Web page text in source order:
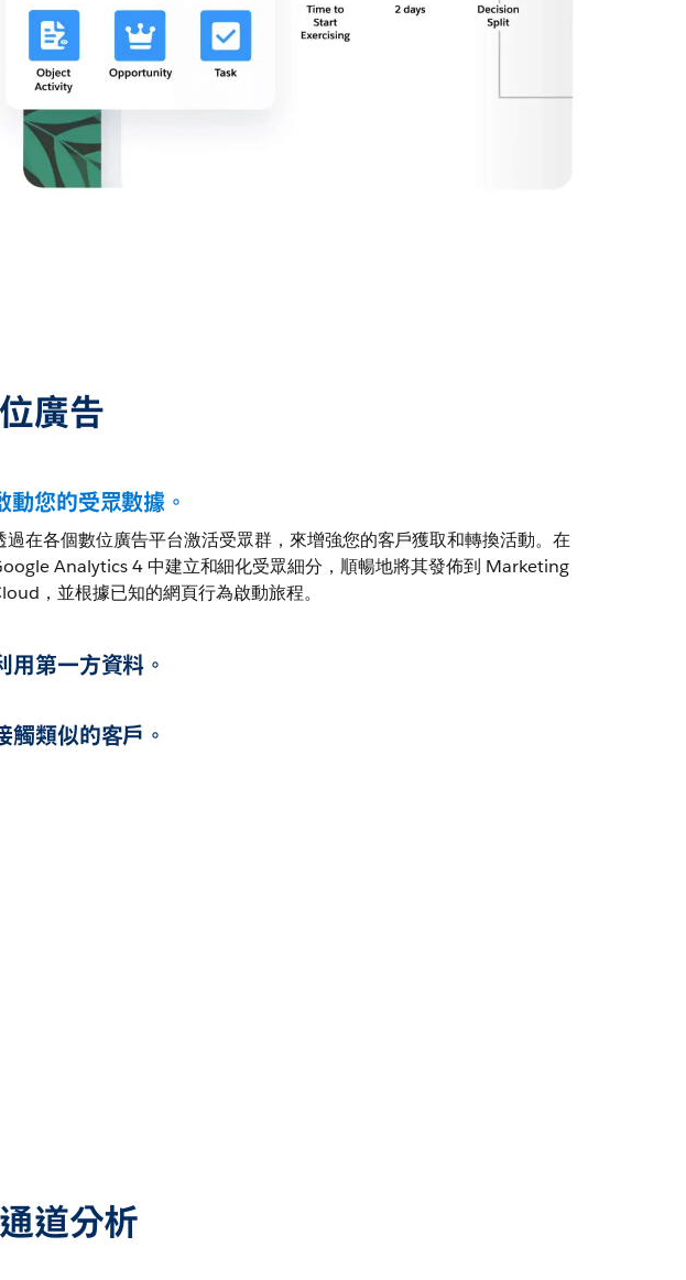
廣告
動您的受眾數據。
過在各個數位廣告平台激活受眾群，來增強您的客戶獲取和轉換活動。在
Analytics 4 中建立和細化受眾細分，順暢地將其發佈到 Marketing
，並根據已知的網頁行為啟動旅程。
用第一方資料。
觸類似的客戶。
道分析